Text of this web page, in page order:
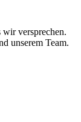
versprechen.
unserem Team.